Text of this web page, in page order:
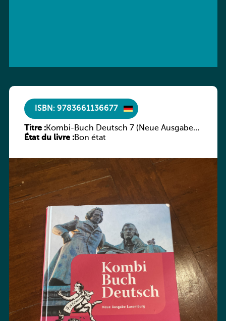
ISBN: 9783661136677
Titre :Kombi-Buch Deutsch 7 (Neue Ausgabe
Luxemburg)
État du livre :Bon état